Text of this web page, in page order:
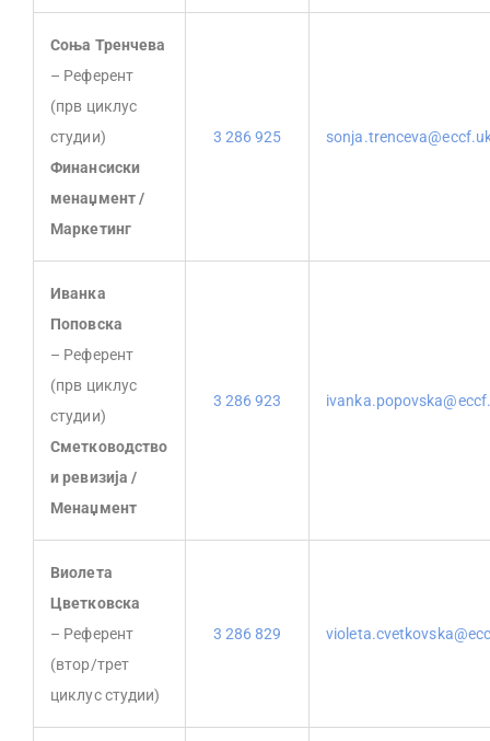
Соња Тренчева
– Референт
(прв циклус
студии)
Финансиски
менаџмент /
Маркетинг
3 286 925
Иванка
Поповска
– Референт
(прв циклус
студии)
Сметководство
и ревизија /
Менаџмент
3 286 923
Виолета
Цветковска
– Референт
(втор/трет
циклус студии)
3 286 829